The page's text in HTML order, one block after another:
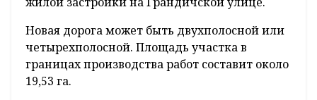
Новая дорога может быть двухполосной или
четырехполосной. Площадь участка в
границах производства работ составит около
19,53 га.